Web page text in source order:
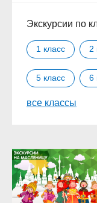
Экскурсии по
1 класс 2
5 класс 6
9 класс
все классы